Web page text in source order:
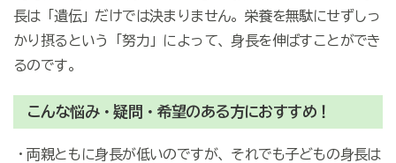
長は「遺伝」だけでは決まりません。栄養を無駄にせずしっ
かり摂るという「努力」によって、身長を伸ばすことができ
るのです。
こんな悩み・疑問・希望のある方におすすめ！
・両親ともに身長が低いのですが、それでも子どもの身長は